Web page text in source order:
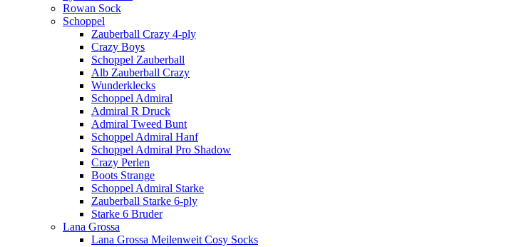
Rowan Sock
Schoppel
Zauberball Crazy 4-ply
Crazy Boys
Schoppel Zauberball
Alb Zauberball Crazy
Wunderklecks
Schoppel Admiral
Admiral R Druck
Admiral Tweed Bunt
Schoppel Admiral Hanf
Schoppel Admiral Pro Shadow
Crazy Perlen
Boots Strange
Schoppel Admiral Starke
Zauberball Starke 6-ply
Starke 6 Bruder
Lana Grossa
Lana Grossa Meilenweit Cosy Socks